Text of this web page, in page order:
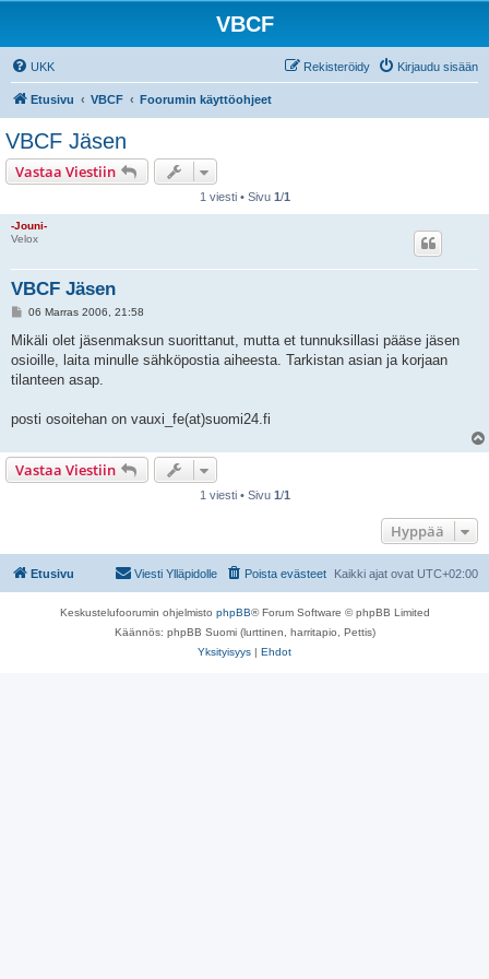
VBCF
UKK Kirjaudu sisään
Rekisteröidy
Etusivu VBCF Foorumin käyttöohjeet
VBCF Jäsen
Vastaa Viestiin
1 viesti • Sivu 1/1
-Jouni-
Velox
VBCF Jäsen
V
e
t
i
06 Marras 2006, 21:58
Mikäli olet jäsenmaksun suorittanut, mutta et tunnuksillasi pääse jäsen
osioille, laita minulle sähköpostia aiheesta. Tarkistan asian ja korjaan
tilanteen asap.
posti osoitehan on vauxi_fe(at)suomi24.fi
Vastaa Viestiin
1 viesti • Sivu 1/1
Hyppää
Etusivu Kaikki ajat ovat UTC+02:00
Poista evästeet
Viesti Ylläpidolle
Keskustelufoorumin ohjelmisto phpBB® Forum Software © phpBB Limited
Käännös: phpBB Suomi (lurttinen, harritapio, Pettis)
Yksityisyys | Ehdot